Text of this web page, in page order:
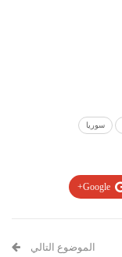
سوريا
Google+
الموضوع التالي